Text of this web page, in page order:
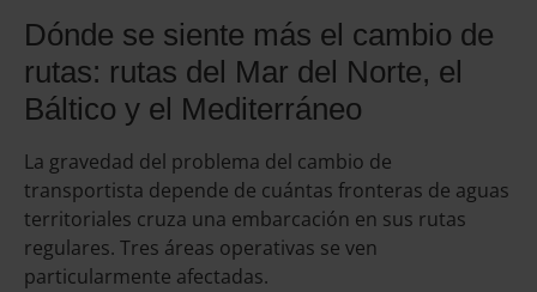
Dónde se siente más el cambio de
rutas: rutas del Mar del Norte, el
Báltico y el Mediterráneo
La gravedad del problema del cambio de
transportista depende de cuántas fronteras de aguas
territoriales cruza una embarcación en sus rutas
regulares. Tres áreas operativas se ven
particularmente afectadas.